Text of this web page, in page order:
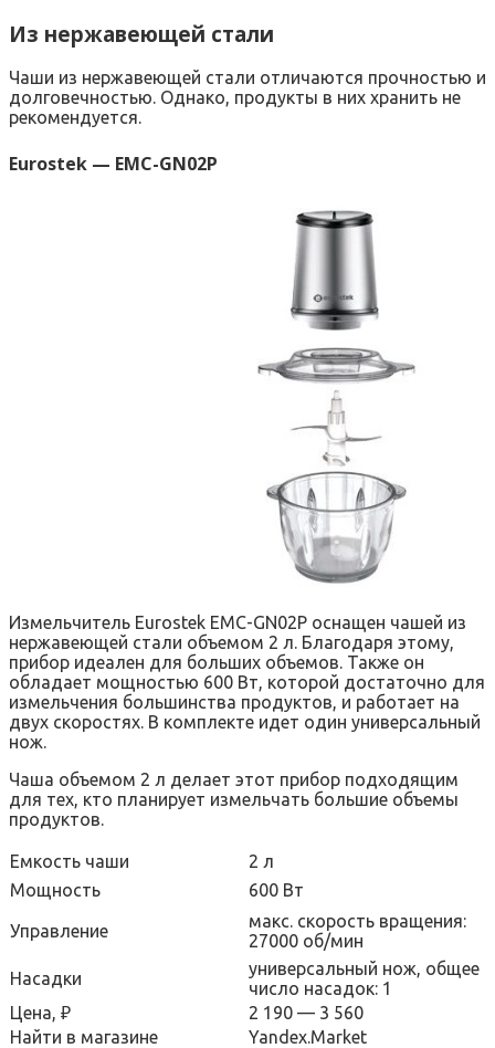
Из нержавеющей стали
Чаши из нержавеющей стали отличаются прочностью и
долговечностью. Однако, продукты в них хранить не
рекомендуется.
Eurostek — EMC-GN02P
Измельчитель Eurostek EMC-GN02P оснащен чашей из
нержавеющей стали объемом 2 л. Благодаря этому,
прибор идеален для больших объемов. Также он
обладает мощностью 600 Вт, которой достаточно для
измельчения большинства продуктов, и работает на
двух скоростях. В комплекте идет один универсальный
нож.
Чаша объемом 2 л делает этот прибор подходящим
для тех, кто планирует измельчать большие объемы
продуктов.
Емкость чаши
2 л
Мощность
600 Вт
Управление
макс. скорость вращения:
27000 об/мин
Насадки
универсальный нож, общее
число насадок: 1
Цена, ₽
2 190 — 3 560
Найти в магазине
Yandex.Market